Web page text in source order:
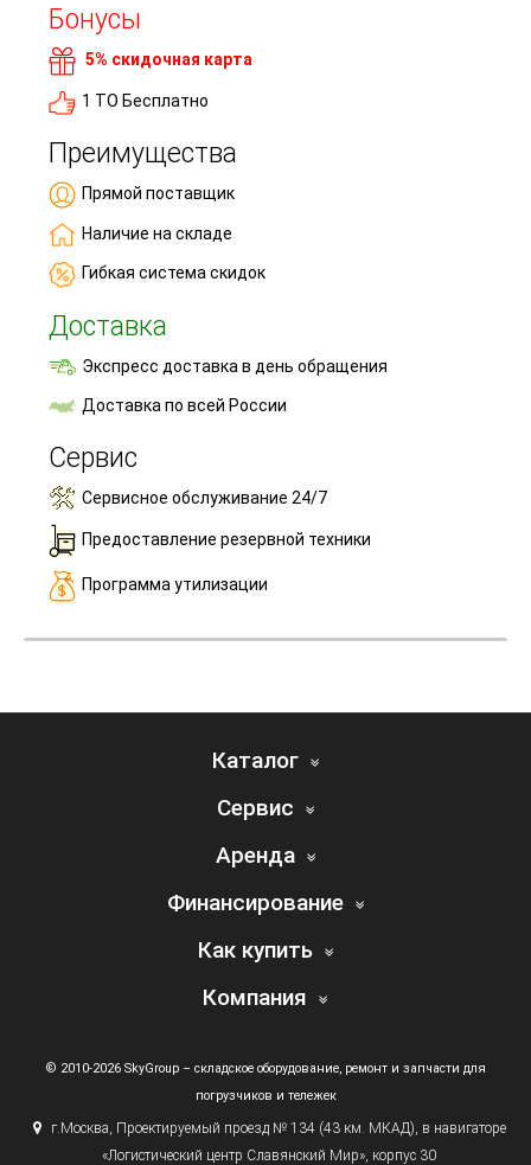
Бонусы
5% скидочная карта
1 ТО Бесплатно
Преимущества
Прямой поставщик
Наличие на складе
Гибкая система скидок
Доставка
Экспресс доставка в день обращения
Доставка по всей России
Сервис
Сервисное обслуживание 24/7
Предоставление резервной техники
Программа утилизации
Каталог
Сервис
Аренда
Финансирование
Как купить
Компания
© 2010-2026 SkyGroup – складское оборудование, ремонт и запчасти для
погрузчиков и тележек
г.Москва, Проектируемый проезд № 134 (43км. МКАД), в навигаторе
«Логистический центр Славянский Мир», корпус 30